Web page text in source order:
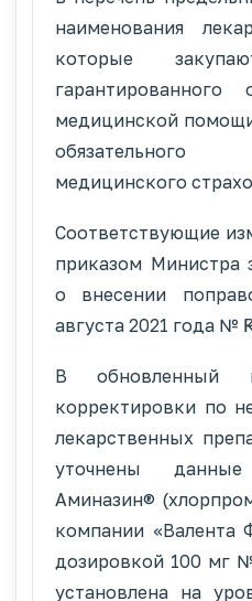
наименования
которые
гарантированного
медицинской
медицинского
Соответствующие
приказом Министра
о внесении
августа 2021 года №
В обновленный
корректировки по
лекарственных
уточнены
Аминазин®
компании «Валента
дозировкой 100 мг
установлена на